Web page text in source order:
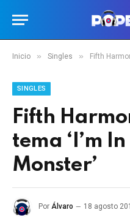
Inicio » Singles » Fifth
SINGLES
Fifth
tema ‘I’m
Monster’
Por Álvaro 18 agosto